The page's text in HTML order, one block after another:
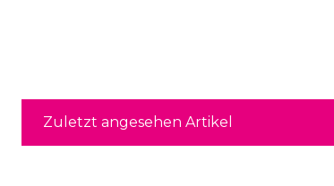
Zuletzt angesehen Artikel